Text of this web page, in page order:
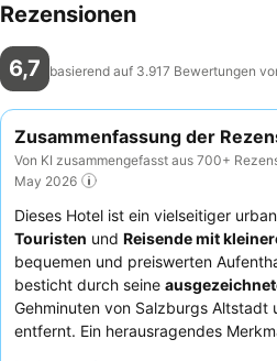
Rezensionen
6,7 basierend auf 3.917 Bewertungen
Zusammenfassung der
Von KI zusammengefasst aus 700+
May 2026
Dieses Hotel ist ein vielseitiger
Touristen und Reisende mit
bequemen und preiswerten
besticht durch seine
Gehminuten von Salzburgs
entfernt. Ein herausragendes